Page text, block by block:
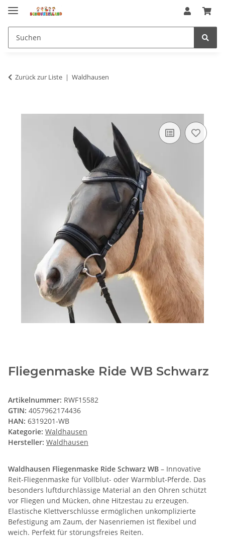
Zurück zur Liste Waldhausen
Fliegenmaske Ride WB Schwarz
Artikelnummer: RWF15582
GTIN: 4057962174436
HAN: 6319201-WB
Kategorie: Waldhausen
Hersteller: Waldhausen
Waldhausen Fliegenmaske Ride Schwarz WB – Innovative
Reit-Fliegenmaske für Vollblut- oder Warmblut-Pferde. Das
besonders luftdurchlässige Material an den Ohren schützt
vor Fliegen und Mücken, ohne Hitzestau zu erzeugen.
Elastische Klettverschlüsse ermöglichen unkomplizierte
Befestigung am Zaum, der Nasenriemen ist flexibel und
weich. Perfekt für störungsfreies Reiten.